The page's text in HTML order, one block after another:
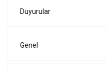
Duyurular
Genel